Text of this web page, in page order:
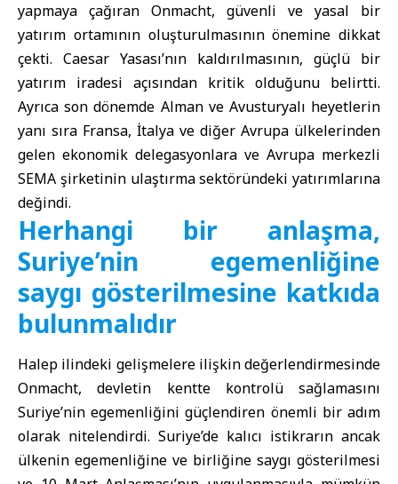
yapmaya çağıran Onmacht, güvenli ve yasal bir
yatırım ortamının oluşturulmasının önemine dikkat
çekti. Caesar Yasası’nın kaldırılmasının, güçlü bir
yatırım iradesi açısından kritik olduğunu belirtti.
Ayrıca son dönemde Alman ve Avusturyalı heyetlerin
yanı sıra Fransa, İtalya ve diğer Avrupa ülkelerinden
gelen ekonomik delegasyonlara ve Avrupa merkezli
SEMA şirketinin ulaştırma sektöründeki yatırımlarına
değindi.
Herhangi bir anlaşma,
Suriye’nin egemenliğine
saygı gösterilmesine katkıda
bulunmalıdır
Halep ilindeki gelişmelere ilişkin değerlendirmesinde
Onmacht, devletin kentte kontrolü sağlamasını
Suriye’nin egemenliğini güçlendiren önemli bir adım
olarak nitelendirdi. Suriye’de kalıcı istikrarın ancak
ülkenin egemenliğine ve birliğine saygı gösterilmesi